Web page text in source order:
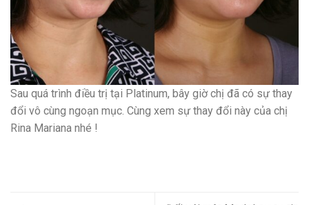
Sau quá trình điều trị tại Platinum, bây giờ chị đã có sự thay
đổi vô cùng ngoạn mục. Cùng xem sự thay đổi này của chị
Rina Mariana nhé !